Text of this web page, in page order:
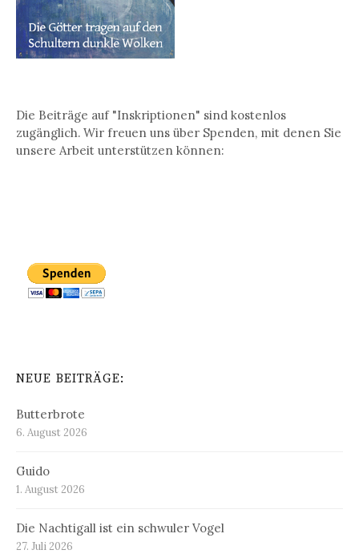
Die Beiträge auf "Inskriptionen" sind kostenlos
zugänglich. Wir freuen uns über Spenden, mit denen Sie
unsere Arbeit unterstützen können:
NEUE BEITRÄGE:
Butterbrote
6. August 2026
Guido
1. August 2026
Die Nachtigall ist ein schwuler Vogel
27. Juli 2026